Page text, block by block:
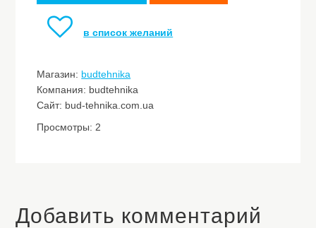
в список желаний
Магазин: budtehnika
Компания: budtehnika
Сайт: bud-tehnika.com.ua
Просмотры: 2
Добавить комментарий